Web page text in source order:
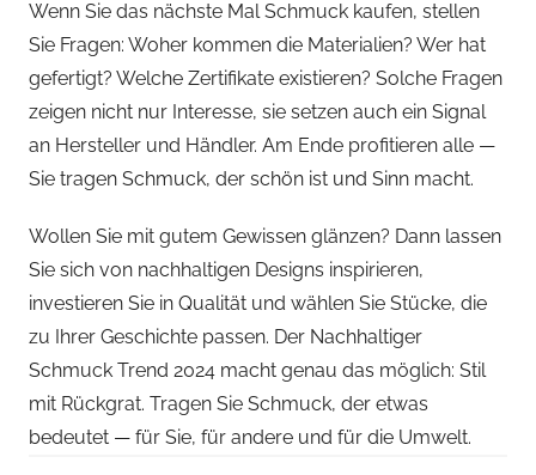
Wenn Sie das nächste Mal Schmuck kaufen, stellen
Sie Fragen: Woher kommen die Materialien? Wer hat
gefertigt? Welche Zertifikate existieren? Solche Fragen
zeigen nicht nur Interesse, sie setzen auch ein Signal
an Hersteller und Händler. Am Ende profitieren alle —
Sie tragen Schmuck, der schön ist und Sinn macht.
Wollen Sie mit gutem Gewissen glänzen? Dann lassen
Sie sich von nachhaltigen Designs inspirieren,
investieren Sie in Qualität und wählen Sie Stücke, die
zu Ihrer Geschichte passen. Der Nachhaltiger
Schmuck Trend 2024 macht genau das möglich: Stil
mit Rückgrat. Tragen Sie Schmuck, der etwas
bedeutet — für Sie, für andere und für die Umwelt.